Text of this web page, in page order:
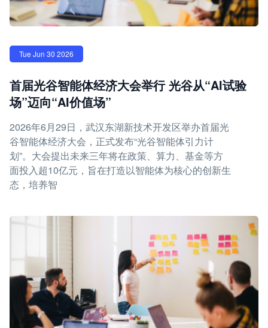
Tue Jun 30 2026
首届光谷智能体经济大会举行 光谷从“AI试验
场”迈向“AI价值场”
2026年6月29日，武汉东湖新技术开发区举办首届光
谷智能体经济大会，正式发布“光谷智能体引力计
划”。大会提出未来三年将在政策、算力、基金等方
面投入超10亿元，旨在打造以智能体为核心的创新生
态，培养智